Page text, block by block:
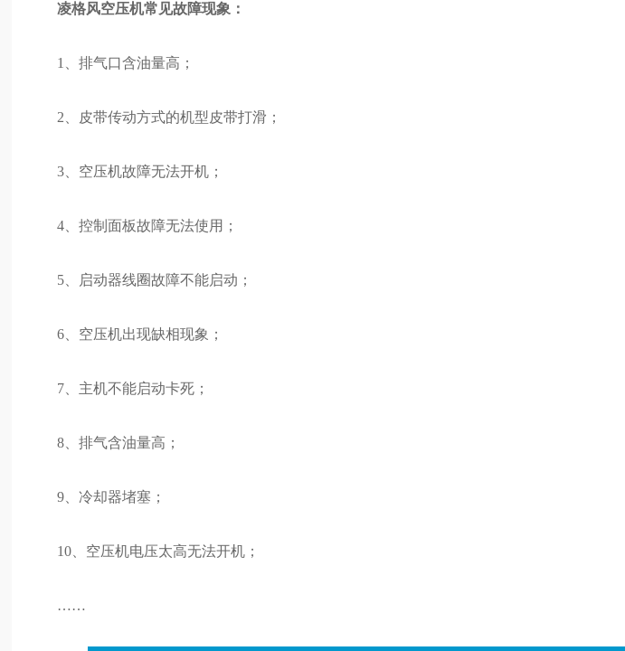
凌格风空压机常见故障现象：
1、排气口含油量高；
2、皮带传动方式的机型皮带打滑；
3、空压机故障无法开机；
4、控制面板故障无法使用；
5、启动器线圈故障不能启动；
6、空压机出现缺相现象；
7、主机不能启动卡死；
8、排气含油量高；
9、冷却器堵塞；
10、空压机电压太高无法开机；
……